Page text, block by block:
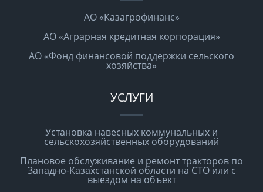
АО «Казагрофинанс»
АО «Аграрная кредитная корпорация»
АО «Фонд финансовой поддержки сельского
хозяйства»
УСЛУГИ
Установка навесных коммунальных и
сельскохозяйственных оборудований
Плановое обслуживание и ремонт тракторов по
Западно-Казахстанской области на СТО или с
выездом на объект